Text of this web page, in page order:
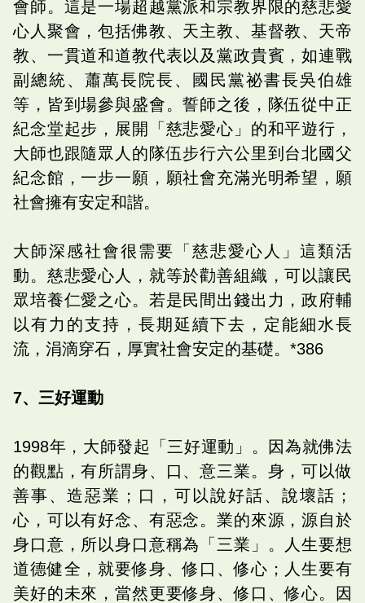
會師。這是一場超越黨派和宗教界限的慈悲愛
心人聚會，包括佛教、天主教、基督教、天帝
教、一貫道和道教代表以及黨政貴賓，如連戰
副總統、蕭萬長院長、國民黨祕書長吳伯雄
等，皆到場參與盛會。誓師之後，隊伍從中正
紀念堂起步，展開「慈悲愛心」的和平遊行，
大師也跟隨眾人的隊伍步行六公里到台北國父
紀念館，一步一願，願社會充滿光明希望，願
社會擁有安定和諧。
大師深感社會很需要「慈悲愛心人」這類活
動。慈悲愛心人，就等於勸善組織，可以讓民
眾培養仁愛之心。若是民間出錢出力，政府輔
以有力的支持，長期延續下去，定能細水長
流，涓滴穿石，厚實社會安定的基礎。*386
7、三好運動
1998年，大師發起「三好運動」。因為就佛法
的觀點，有所謂身、口、意三業。身，可以做
善事、造惡業；口，可以說好話、說壞話；
心，可以有好念、有惡念。業的來源，源自於
身口意，所以身口意稱為「三業」。人生要想
道德健全，就要修身、修口、修心；人生要有
美好的未來，當然更要修身、修口、修心。因